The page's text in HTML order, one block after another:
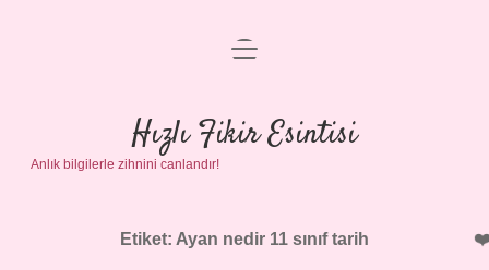
Anasayfa
Gizlilik Politikası
Yasal Uyarı
menüyü
Hızlı Fikir Esintisi
Anlık bilgilerle zihnini canlandır!
Etiket: Ayan nedir 11 sınıf tarih